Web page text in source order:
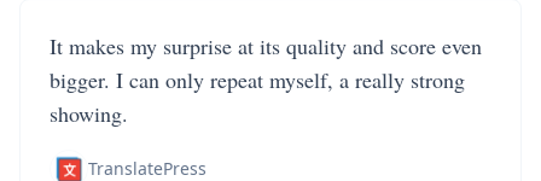
It makes my surprise at its quality and score even
bigger. I can only repeat myself, a really strong
showing.
TranslatePress